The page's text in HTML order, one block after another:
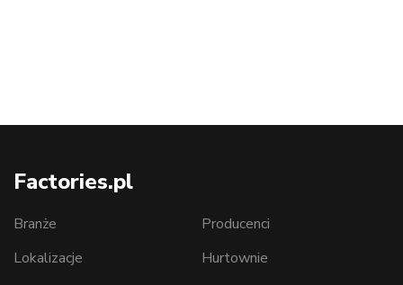
Factories.pl
Branże
Lokalizacje
Producenci
Hurtownie